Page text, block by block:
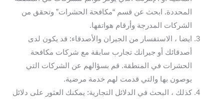
المحددة. ابحث عن قسم “مكافحة الحشرات” وتحقق من
الشركات المدرجة وأرقام هواتفها.
ايضا ، الاستفسار من الجيران والأصدقاء: قد يكون لدى
أصدقائك أو جيرانك تجارب سابقة مع شركات مكافحة
الحشرات في المنطقة. قم بسؤالهم عن الشركات التي
يوصون بها والتي قدمت لهم خدمة مرضية.
كذلك ، البحث في الدلائل التجارية: يمكنك العثور على دلائل